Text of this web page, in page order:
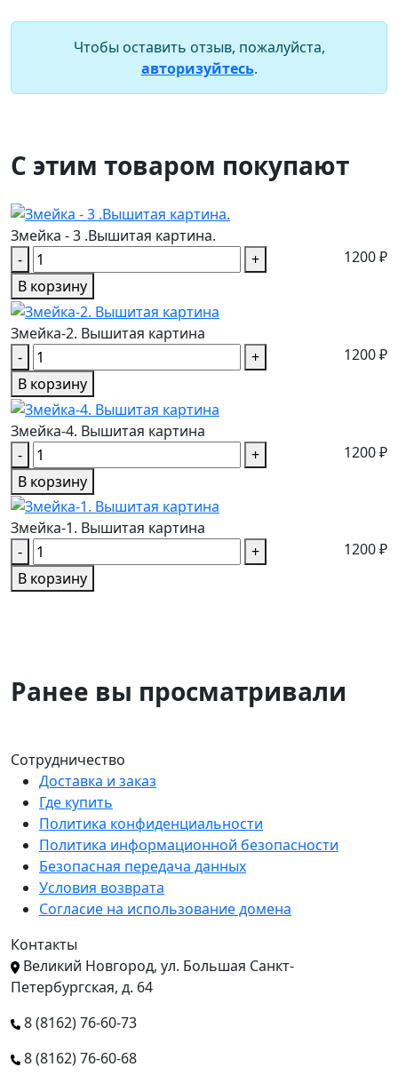
Чтобы оставить отзыв, пожалуйста,
авторизуйтесь.
С этим товаром покупают
Змейка - 3 .Вышитая картина.
-
+
1200 ₽
В корзину
Змейка-2. Вышитая картина
-
+
1200 ₽
В корзину
Змейка-4. Вышитая картина
-
+
1200 ₽
В корзину
Змейка-1. Вышитая картина
-
+
1200 ₽
В корзину
Ранее вы просматривали
Сотрудничество
Доставка и заказ
Где купить
Политика конфиденциальности
Политика информационной безопасности
Безопасная передача данных
Условия возврата
Согласие на использование домена
Контакты
Великий Новгород, ул. Большая Санкт-
Петербургская, д. 64
8 (8162) 76-60-73
8 (8162) 76-60-68